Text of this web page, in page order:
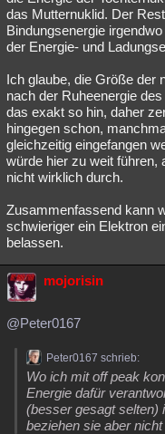
das Mutternuklid. Der
Bindungsenergie
der Energie- und
Ich glaube, die Größe der
nach der Ruheenergie
das exakt so hin, daher
hingegen schon,
gleichzeitig eingefangen
würde hier zu weit führen,
nicht wirklich durch.
Zusammenfassend kann
schwieriger ein Elektron
belassen.
mojorisin
@Peter0167
Peter0167 schrieb:
Wo ich mit off peak
Energie dafür
(besser gesagt selten)
beziehen sie aber